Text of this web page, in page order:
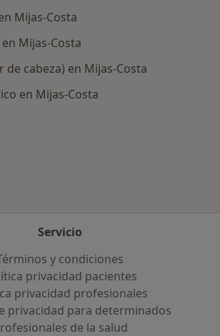
Mijas-Costa
Mijas-Costa
de cabeza) en Mijas-Costa
en Mijas-Costa
Servicio
y condiciones
privacidad pacientes
privacidad profesionales
privacidad para determinados
de la salud